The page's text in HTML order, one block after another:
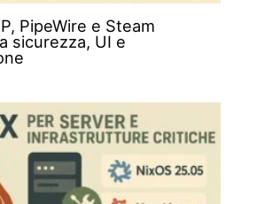
PipeWire e Steam
sicurezza, UI e